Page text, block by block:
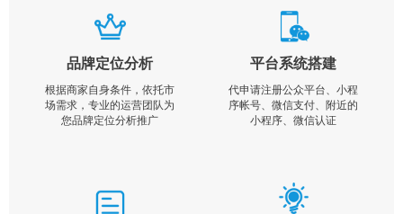
品牌定位分析
根据商家自身条件，依托市
场需求，专业的运营团队为
您品牌定位分析推广
平台系统搭建
代申请注册公众平台、小程
序帐号、微信支付、附近的
小程序、微信认证